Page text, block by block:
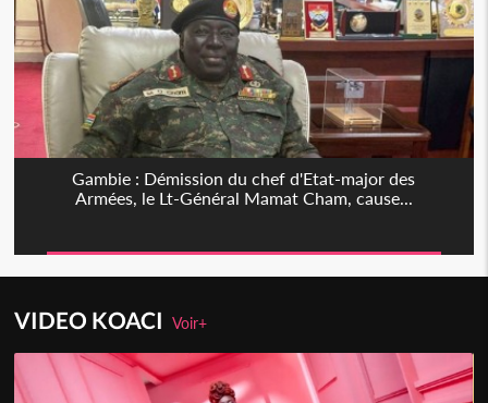
Gambie : Démission du chef d'Etat-major des
Armées, le Lt-Général Mamat Cham, cause...
VIDEO KOACIVoir+